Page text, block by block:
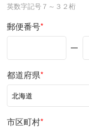
英数字記号７～３２桁
郵便番号*
都道府県*
市区町村*